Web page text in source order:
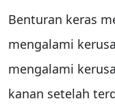
Benturan keras
mengalami
mengalami
kanan setelah